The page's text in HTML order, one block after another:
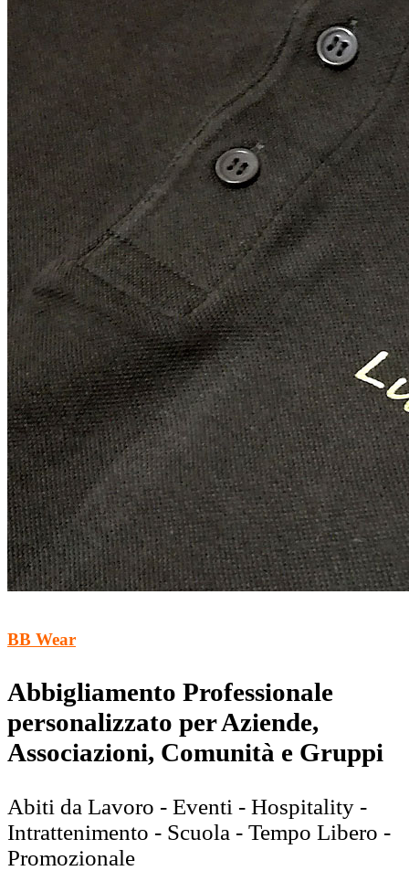
BB Wear
Abbigliamento Professionale
personalizzato per Aziende,
Associazioni, Comunità e Gruppi
Abiti da Lavoro - Eventi - Hospitality -
Intrattenimento - Scuola - Tempo Libero -
Promozionale